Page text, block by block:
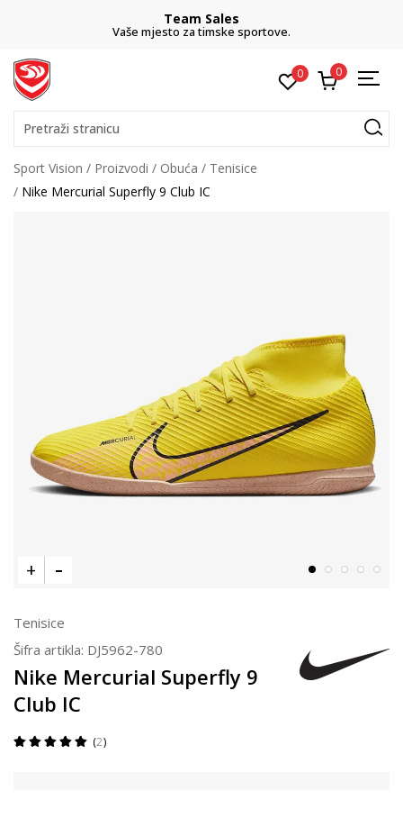
Team Sales
Vaše mjesto za timske sportove.
0 0
Pretraži stranicu
Sport Vision Proizvodi Obuća
Tenisice
Nike Mercurial Superfly 9 Club IC
Tenisice
Šifra artikla: DJ5962-780
Nike Mercurial Superfly 9
Club IC
2